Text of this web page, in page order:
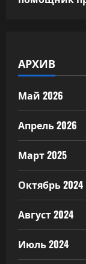
АРХИВ
Май 2026
Апрель 2026
Март 2025
Октябрь 2024
Август 2024
Июль 2024